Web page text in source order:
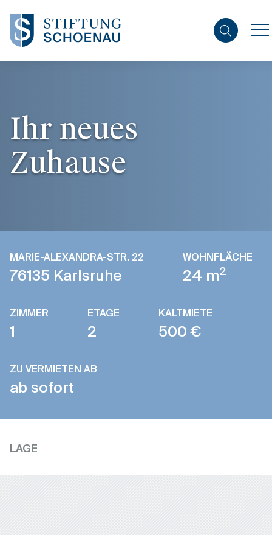
Suchen
Ihr neues
Zuhause
MARIE-ALEXANDRA-STR. 22
76135 Karlsruhe
WOHNFLÄCHE
24 m2
ZIMMER
1
ETAGE
2
KALTMIETE
500 €
ZU VERMIETEN AB
ab sofort
LAGE